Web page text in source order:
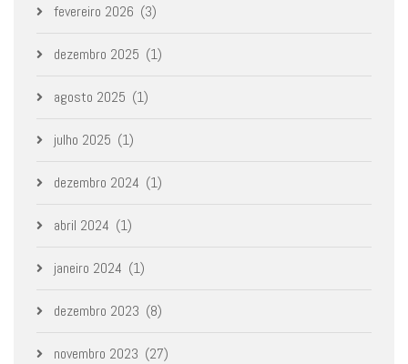
fevereiro 2026 (3)
dezembro 2025 (1)
agosto 2025 (1)
julho 2025 (1)
dezembro 2024 (1)
abril 2024 (1)
janeiro 2024 (1)
dezembro 2023 (8)
novembro 2023 (27)